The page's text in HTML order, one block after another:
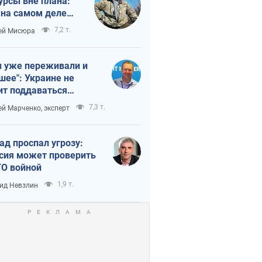
на самом деле
темп войны
Мисюра 7,2 т.
переживали и
Украине не
поддаваться
из-за
террора
Марченко, эксперт 7,3 т.
проспал угрозу:
может проверить
войной
Невзлин 1,9 т.